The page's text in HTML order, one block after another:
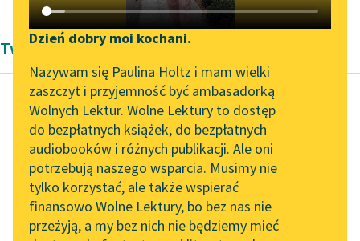
Katalog DAISY
Podkasty o książkach
Zgłoś brak utworu
Aktualności
„Prokurator Alicja Horn”
do słuchania
Byliśmy częścią AI Impact
Lab
Zapraszamy na spotkanie
online z tłumaczkami
Narzędzia
Mapa Wolnych Lektur
Leśmianator
Przewodnik dla piszących i
czytających
Dzień dobry moi kochani.
Nazywam się Paulina Holtz i mam wielki
zaszczyt i przyjemność być ambasadorką
Wolnych Lektur. Wolne Lektury to dostęp
do bezpłatnych książek, do bezpłatnych
audiobooków i różnych publikacji. Ale oni
potrzebują naszego wsparcia. Musimy nie
tylko korzystać, ale także wspierać
finansowo Wolne Lektury, bo bez nas nie
przeżyją, a my bez nich nie będziemy mieć
Twórczość Krystyny Krahelskiej
Krystyna Krahelska
O wojence
Hej wojenko, wojenko,
jakaś ty szalona,
Siłę w tych polskich